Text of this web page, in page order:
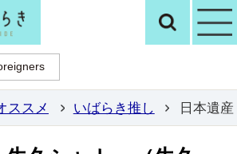
観光いばらき検
ススメ いばらき推し 日本遺